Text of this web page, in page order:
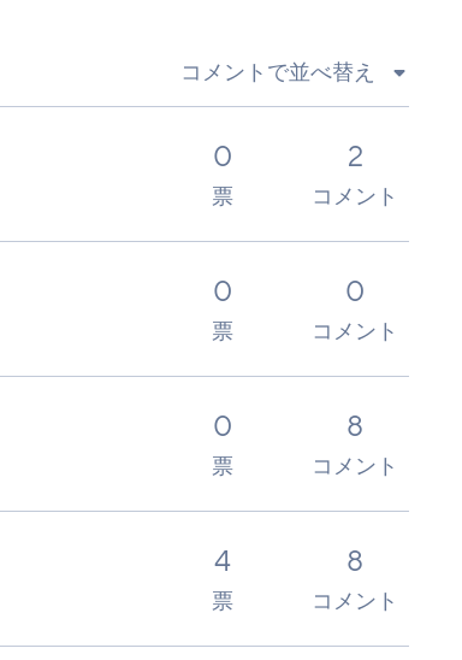
コメントで並べ替え
0
票
2
コメント
0
票
0
コメント
0
票
8
コメント
4
票
8
コメント